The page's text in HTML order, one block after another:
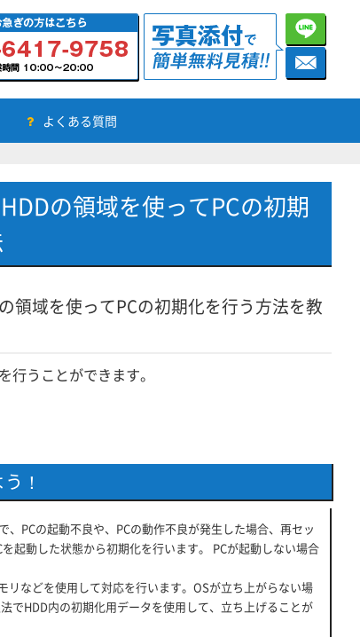
よくある質問
の領域を使ってPCの初期
領域を使ってPCの初期化を行う方法を教
うことができます。
！
PCの起動不良や、PCの動作不良が発生した場合、再セッ
起動した状態から初期化を行います。 PCが起動しない場合
リなどを使用して対応を行います。OSが立ち上がらない場
でHDD内の初期化用データを使用して、立ち上げることが